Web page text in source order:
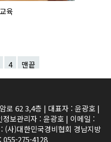
육
4 맨끝
로 62 3,4층 | 대표자 : 윤광호 |
보관리자 : 윤광호 | 이메일 :
)대한민국경비협회 경남지방
055-275-4128